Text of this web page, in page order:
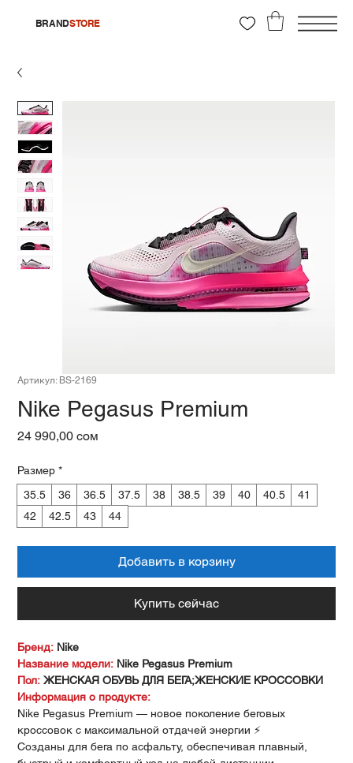
BRANDSTORE
Артикул: BS-2169
Nike Pegasus Premium
24 990,00 сом
Размер *
35.5
36 36.5 37.5 38 38.5 39 40 40.5
41
42
42.5 43 44
Добавить в корзину
Купить сейчас
Бренд: Nike
Название модели: Nike Pegasus Premium
Пол:ЖЕНСКАЯ ОБУВЬ ДЛЯ БЕГА;ЖЕНСКИЕ КРОССОВКИ
Информация о продукте:
Nike Pegasus Premium — новое поколение беговых
кроссовок с максимальной отдачей энергии ⚡
Созданы для бега по асфальту, обеспечивая плавный,